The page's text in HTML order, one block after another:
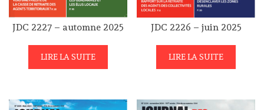
JDC 2227 – automne 2025
LIRE LA SUITE
JDC 2226 – juin 2025
LIRE LA SUITE